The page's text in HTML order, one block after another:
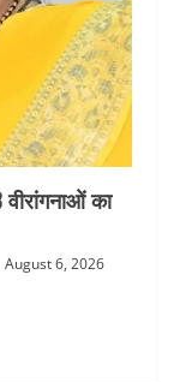
का
August 6, 2026